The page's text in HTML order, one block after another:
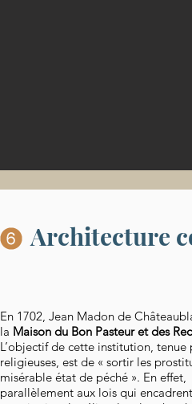
Architecture
En 1702, Jean Madon de
la Maison du Bon Pasteur et des
L’objectif de cette institution, tenue
religieuses, est de « sortir les
misérable état de péché ». En effet,
parallèlement aux lois qui